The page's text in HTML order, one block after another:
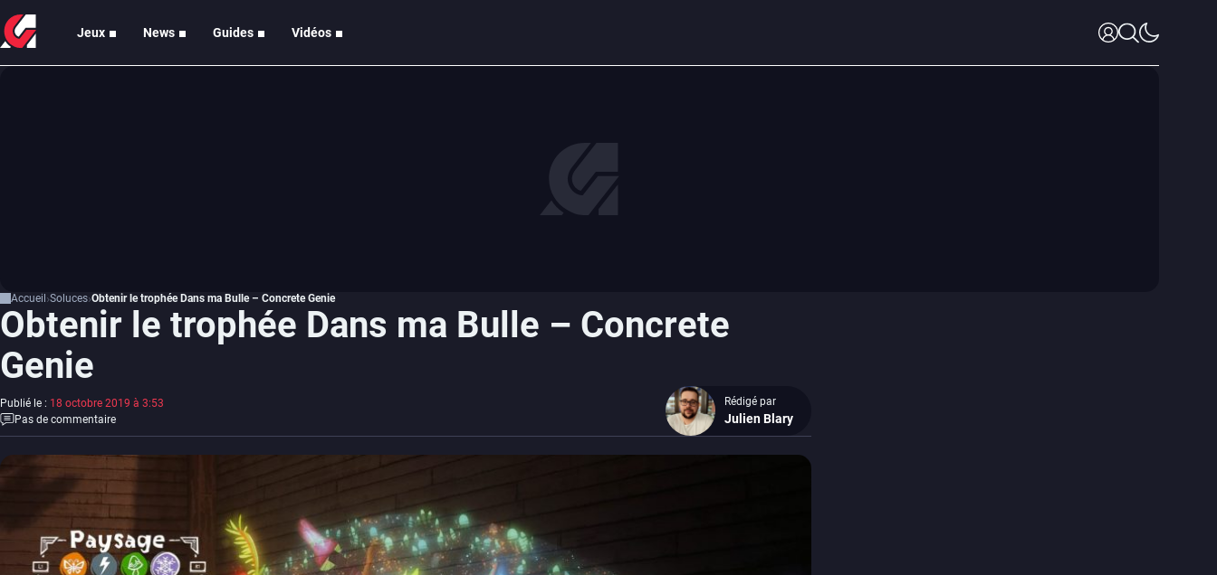
Jeux News Guides Vidéos
Accueil Soluces Obtenir le trophée Dans ma Bulle – Concrete Genie
Obtenir le trophée Dans ma Bulle – Concrete
Genie
Publié le : 18 octobre 2019 à 3:53
Pas de commentaire
Rédigé par
Julien Blary